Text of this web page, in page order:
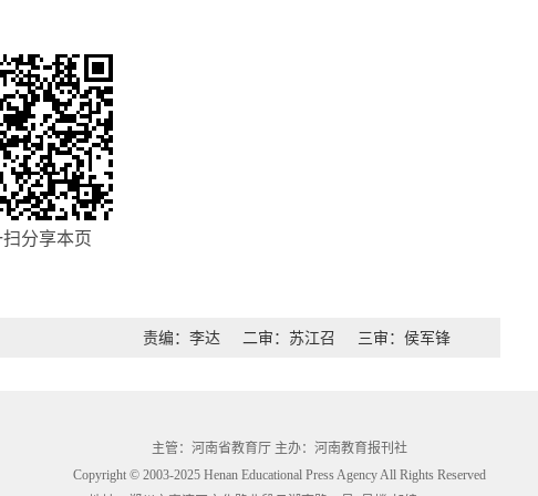
分享本页
责编：李达 二审：苏江召 三审：侯军锋
主管：河南省教育厅 主办：河南教育报刊社
Copyright © 2003-2025 Henan Educational Press Agency All Rights Reserved